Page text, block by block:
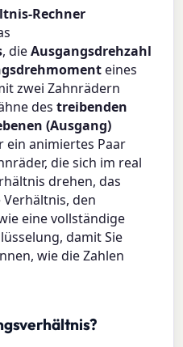
Rechner
, dieAusgangsdrehzahl
eines
zwei Zahnrädern
destreibenden
(Ausgang)
ein animiertes Paar
die sich im real
drehen, das
den
eine vollständige
damit Sie
wie die Zahlen